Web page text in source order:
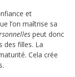
et
l’on maîtrise sa
peut donc
des filles. La
Cela crée